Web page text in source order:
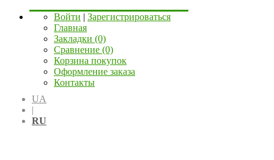
Войти | Зарегистрироваться
Главная
Закладки (0)
Сравнение (0)
Корзина покупок
Оформление заказа
Контакты
UA
|
RU